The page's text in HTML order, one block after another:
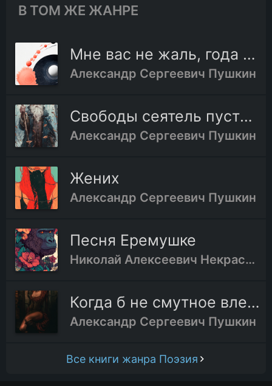
В ТОМ ЖЕ ЖАНРЕ
Мне вас не жаль, года весны моей
Александр Сергеевич Пушкин
Свободы сеятель пустынный
Александр Сергеевич Пушкин
Жених
Александр Сергеевич Пушкин
Песня Еремушке
Николай Алексеевич Некрасов
Когда б не смутное влеченье
Александр Сергеевич Пушкин
Все книги жанра Поэзия